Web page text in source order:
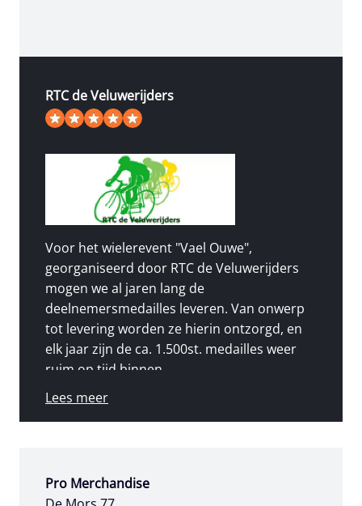
RTC de Veluwerijders
Voor het wielerevent "Vael Ouwe",
georganiseerd door RTC de Veluwerijders
mogen we al jaren lang de
deelnemersmedailles leveren. Van onwerp
tot levering worden ze hierin ontzorgd, en
elk jaar zijn de ca. 1.500st. medailles weer
ruim op tijd binnen.
Lees meer
Pro Merchandise